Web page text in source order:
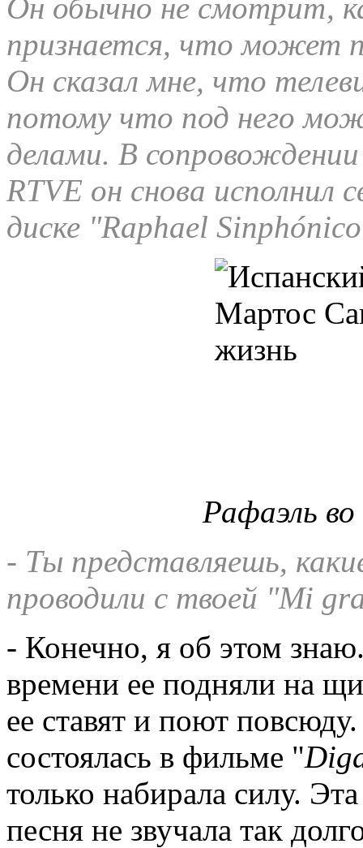
Он обычно не смотрит,
признается, что может
Он сказал мне, что
потому что под него
делами. В
RTVE он снова исполнил
диске "Raphael
Рафаэль
- Ты представляешь,
проводили с твоей "Mi
- Конечно, я об этом
времени ее подняли на
ее ставят и поют
состоялась в фильме "
только набирала силу.
песня не звучала так